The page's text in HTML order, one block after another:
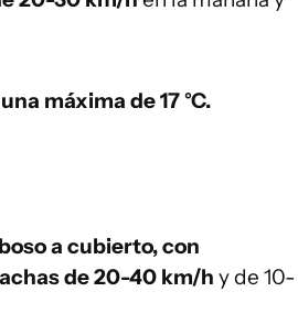
máxima de 17 °C.
a cubierto, con
de 20-40 km/h y de 10-